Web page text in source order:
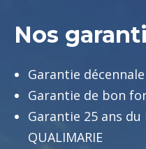
Nos
Garantie décennale
Garantie de bon
Garantie 25 ans
QUALIMARIE